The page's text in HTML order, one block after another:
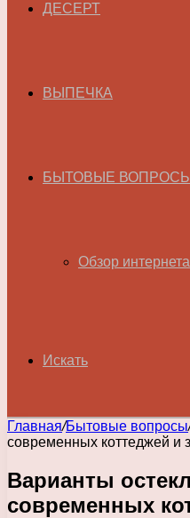
ДЕСЕРТ
ВЫПЕЧКА
БЫТОВЫЕ ВОПРОСЫ
Обзор интернета
Искать
Главная/Бытовые вопросы
современных коттеджей и
Варианты
современных